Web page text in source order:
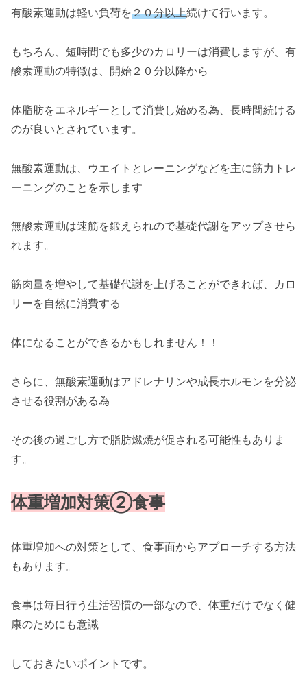
有酸素運動は軽い負荷を２０分以上続けて行います。
もちろん、短時間でも多少のカロリーは消費しますが、有
酸素運動の特徴は、開始２０分以降から
体脂肪をエネルギーとして消費し始める為、長時間続ける
のが良いとされています。
無酸素運動は、ウエイトとレーニングなどを主に筋力トレ
ーニングのことを示します
無酸素運動は速筋を鍛えられので基礎代謝をアップさせら
れます。
筋肉量を増やして基礎代謝を上げることができれば、カロ
リーを自然に消費する
体になることができるかもしれません！！
さらに、無酸素運動はアドレナリンや成長ホルモンを分泌
させる役割がある為
その後の過ごし方で脂肪燃焼が促される可能性もありま
す。
体重増加対策②食事
体重増加への対策として、食事面からアプローチする方法
もあります。
食事は毎日行う生活習慣の一部なので、体重だけでなく健
康のためにも意識
しておきたいポイントです。